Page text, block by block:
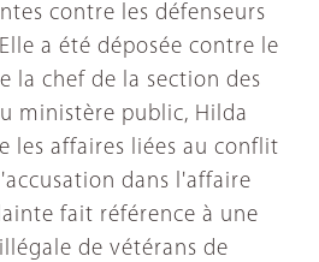
contre les défenseurs
a été déposée contre le
la chef de la section des
ministère public, Hilda
les affaires liées au conflit
dans l'affaire
fait référence à une
de vétérans de